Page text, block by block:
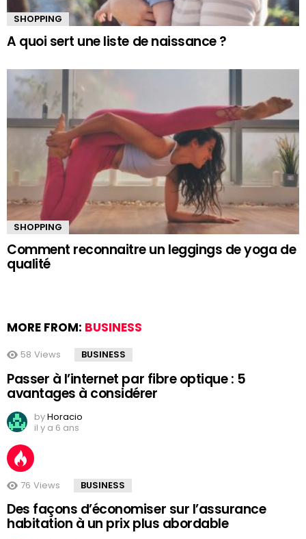
SHOPPING
A quoi sert une liste de naissance ?
SHOPPING
Comment reconnaitre un leggings de yoga de
qualité
MORE FROM: BUSINESS
58 Views BUSINESS
Passer à l’internet par fibre optique : 5
avantages à considérer
byHoracio
il y a 6 ans
76 Views BUSINESS
Des façons d’économiser sur l’assurance
habitation à un prix plus abordable